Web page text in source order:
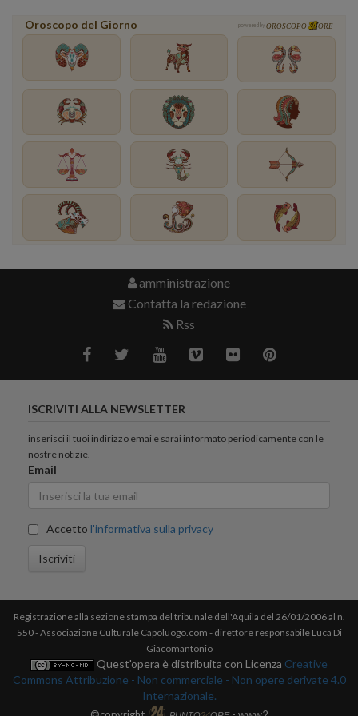
Oroscopo del Giorno powered by OROSCOPO ORE
amministrazione
Contatta la redazione
Rss
ISCRIVITI ALLA NEWSLETTER
inserisci il tuoi indirizzo emai e sarai informato periodicamente con le
nostre notizie.
Email
Accetto l'informativa sulla privacy
Iscriviti
Registrazione alla sezione stampa del tribunale dell'Aquila del 26/01/2006 al n.
550 - Associazione Culturale Capoluogo.com - direttore responsabile Luca Di
Giacomantonio
Quest'opera è distribuita con Licenza Creative
Commons Attribuzione - Non commerciale - Non opere derivate 4.0
Internazionale.